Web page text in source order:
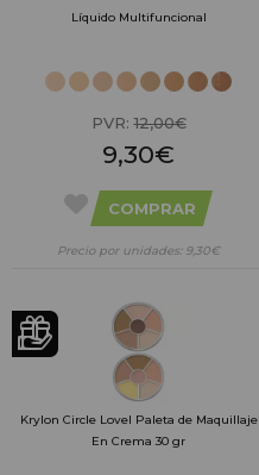
Líquido Multifuncional
PVR:12,00€
9,30€
COMPRAR
Precio por unidades: 9,30€
Krylon Circle Lovel Paleta de Maquillaje
En Crema 30 gr